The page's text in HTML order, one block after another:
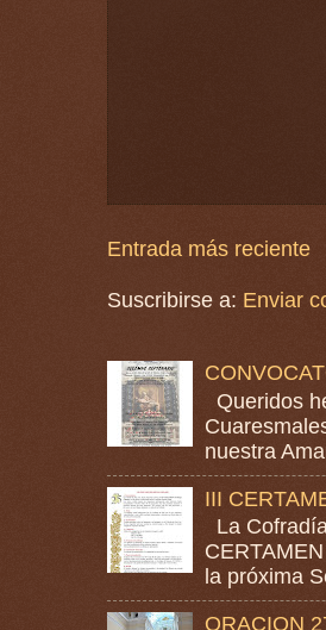
Entrada más reciente
Suscribirse a: Enviar
Queridos
nuestra
III
La
la próxima
ORACION